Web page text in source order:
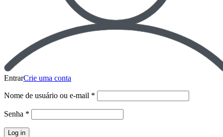
EntrarCrie uma conta
Nome de usuário ou e-mail *
Senha *
Log in